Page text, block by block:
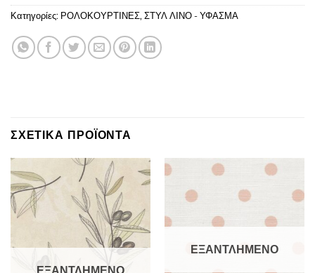
Κατηγορίες: ΡΟΛΟΚΟΥΡΤΙΝΕΣ, ΣΤΥΛ ΛΙΝΟ - ΥΦΑΣΜΑ
ΣΧΕΤΙΚΑ ΠΡΟΪΟΝΤΑ
ΕΞΑΝΤΛΗΜΕΝΟ